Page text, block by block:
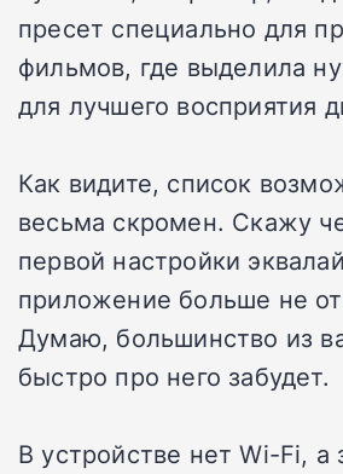
пресет специально для
фильмов, где выделила
для лучшего восприятия
Как видите, список
весьма скромен. Скажу
первой настройки
приложение больше не
Думаю, большинство из
быстро про него забудет.
В устройстве нет Wi-Fi, а